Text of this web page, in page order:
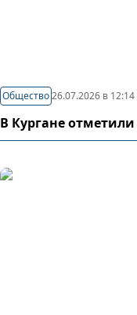
Общество 26.07.2026 в 12:14
В Кургане